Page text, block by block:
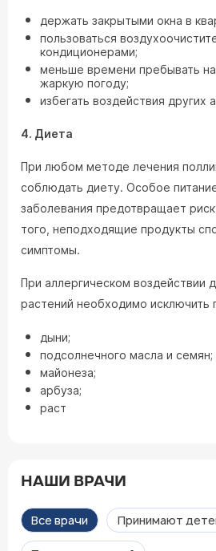
держать закрытыми окна в
пользоваться
кондиционерами;
меньше времени пребывать
жаркую погоду;
избегать воздействия других
4. Диета
При любом методе лечения
соблюдать диету. Особое
заболевания предотвращает
того, неподходящие продукты
симптомы.
При аллергическом воздействии
растений необходимо исключить
дыни;
подсолнечного масла и семян;
майонеза;
арбуза;
раст
НАШИ ВРАЧИ
Все врачи Принимают